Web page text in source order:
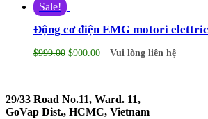
Sale!
Động cơ điện EMG motori
$999.00 $900.00 Vui lòng liên hệ
29/33 Road No.11, Ward. 11,
GoVap Dist., HCMC, Vietnam